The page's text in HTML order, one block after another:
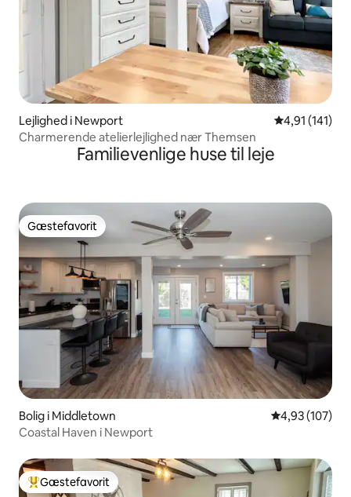
Lejlighed i Newport 4,91 ud af 5 i
4,91 (141)
Charmerende atelierlejlighed nær Themsen
Familievenlige huse til leje
Gæstefavorit
Gæstefavorit
Bolig i Middletown 4,93 ud af 5 i
4,93 (107)
Coastal Haven i Newport
Bedste gæstefavorit
Gæstefavorit